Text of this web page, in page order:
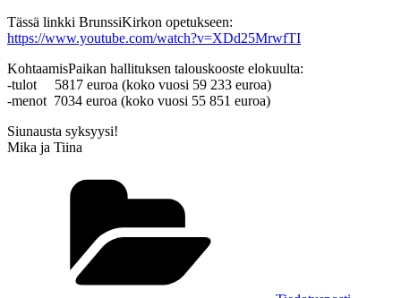
Tässä linkki BrunssiKirkon opetukseen:
https://www.youtube.com/watch?v=XDd25MrwfTI
KohtaamisPaikan hallituksen talouskooste elokuulta:
-tulot 5817 euroa (koko vuosi 59 233 euroa)
-menot 7034 euroa (koko vuosi 55 851 euroa)
Siunausta syksyysi!
Mika ja Tiina